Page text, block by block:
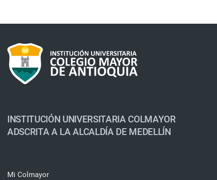
INSTITUCIÓN UNIVERSITARIA COLMAYOR
ADSCRITA A LA ALCALDÍA DE MEDELLÍN
Mi Colmayor